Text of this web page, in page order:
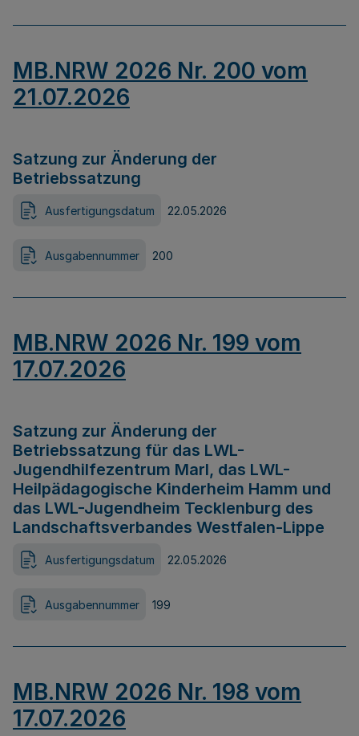
MB.NRW 2026 Nr. 200 vom
21.07.2026
Satzung zur Änderung der
Betriebssatzung
Ausfertigungsdatum 22.05.2026
Ausgabennummer 200
MB.NRW 2026 Nr. 199 vom
17.07.2026
Satzung zur Änderung der
Betriebssatzung für das LWL-
Jugendhilfezentrum Marl, das LWL-
Heilpädagogische Kinderheim Hamm und
das LWL-Jugendheim Tecklenburg des
Landschaftsverbandes Westfalen-Lippe
Ausfertigungsdatum 22.05.2026
Ausgabennummer 199
MB.NRW 2026 Nr. 198 vom
17.07.2026